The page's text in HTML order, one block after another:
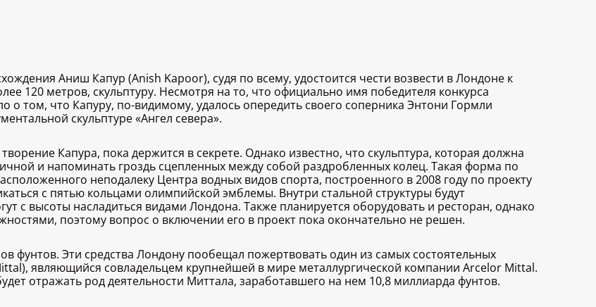
Аниш Капур (Anish Kapoor), судя по всему, удостоится чести возвести в Лондоне к
120 метров, скульптуру. Несмотря на то, что официально имя победителя конкурса
о том, что Капуру, по-видимому, удалось опередить своего соперника Энтони Гормли
скульптуре «Ангел севера».
Капура, пока держится в секрете. Однако известно, что скульптура, которая должна
и напоминать гроздь сцепленных между собой раздробленных колец. Такая форма по
неподалеку Центра водных видов спорта, построенного в 2008 году по проекту
с пятью кольцами олимпийской эмблемы. Внутри стальной структуры будут
с высоты насладиться видами Лондона. Также планируется оборудовать и ресторан, однако
поэтому вопрос о включении его в проект пока окончательно не решен.
фунтов. Эти средства Лондону пообещал пожертвовать один из самых состоятельных
являющийся совладельцем крупнейшей в мире металлургической компании Arcelor Mittal.
отражать род деятельности Миттала, заработавшего на нем 10,8 миллиарда фунтов.